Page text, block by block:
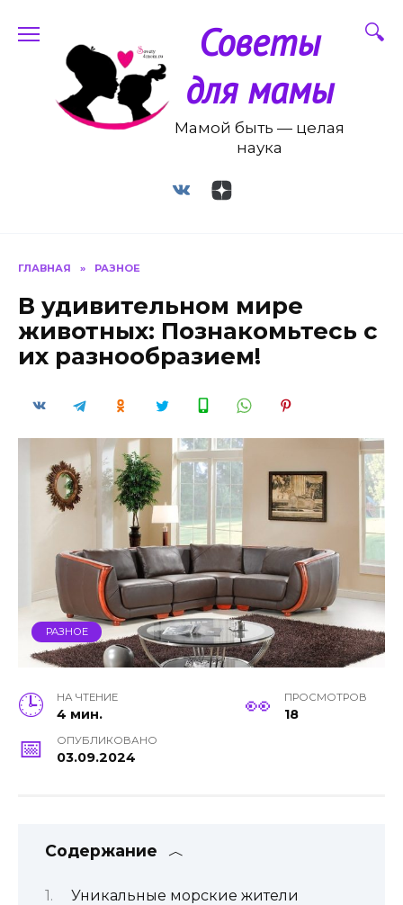
содержанию
Советы
для мамы
Мамой быть — целая
наука
ГЛАВНАЯ » РАЗНОЕ
В удивительном мире
животных: Познакомьтесь с
их разнообразием!
РАЗНОЕ
НА ЧТЕНИЕ
4 мин.
ПРОСМОТРОВ
18
ОПУБЛИКОВАНО
03.09.2024
Содержание
Уникальные морские жители